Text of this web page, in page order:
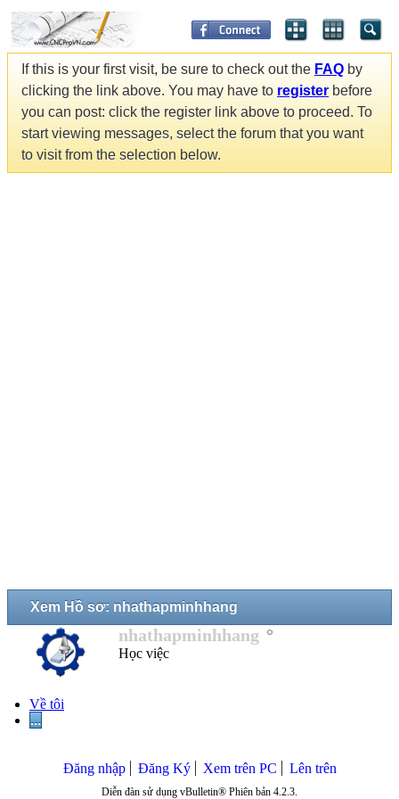
If this is your first visit, be sure to check out the FAQ by
clicking the link above. You may have to register before
you can post: click the register link above to proceed. To
start viewing messages, select the forum that you want
to visit from the selection below.
Xem Hồ sơ: nhathapminhhang
nhathapminhhang
Học việc
Về tôi
...
Đăng nhập Đăng Ký Xem trên PC Lên trên
Diễn đàn sử dụng vBulletin® Phiên bản 4.2.3.